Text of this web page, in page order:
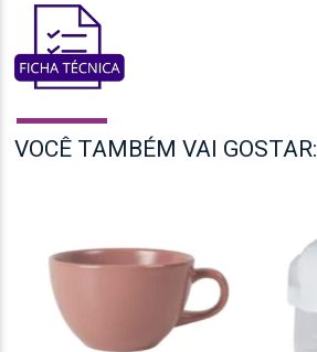
VOCÊ TAMBÉM VAI GOSTAR: